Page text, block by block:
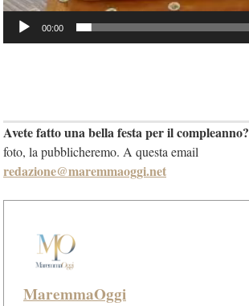
00:00
Avete fatto una bella festa per il compleanno?
foto, la pubblicheremo. A questa email
redazione@maremmaoggi.net
MaremmaOggi